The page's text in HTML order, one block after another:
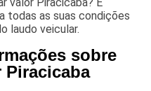
valor Piracicaba? É
todas as suas condições
laudo veicular.
sobre